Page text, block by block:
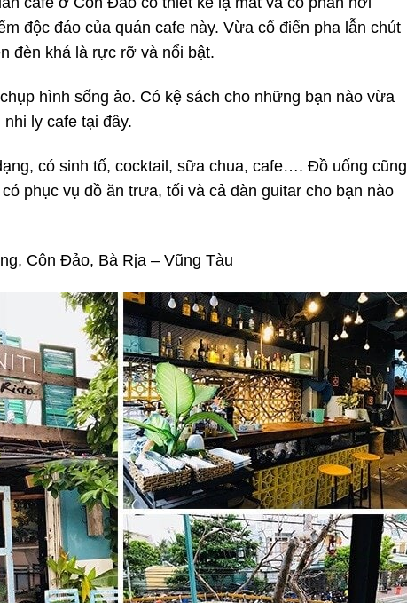
độc đáo của quán cafe này. Vừa cổ điển pha lẫn chút
đèn khá là rực rỡ và nổi bật.
hình sống ảo. Có kệ sách cho những bạn nào vừa
ly cafe tại đây.
có sinh tố, cocktail, sữa chua, cafe…. Đồ uống cũng
phục vụ đồ ăn trưa, tối và cả đàn guitar cho bạn nào
Côn Đảo, Bà Rịa – Vũng Tàu